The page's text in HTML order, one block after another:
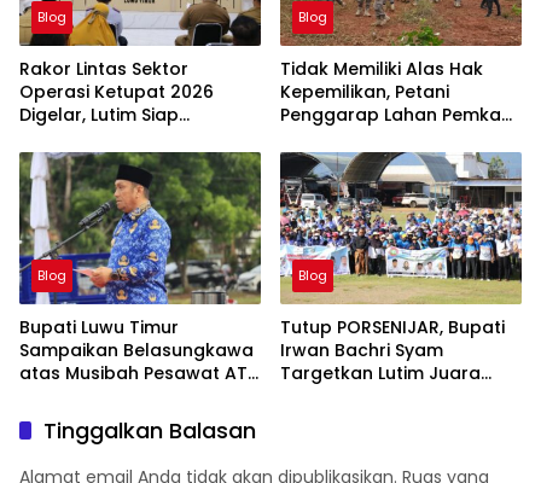
Blog
Rakor Lintas Sektor
Operasi Ketupat 2026
Digelar, Lutim Siap
Lebaran
Blog
Tidak Memiliki Alas Hak
Kepemilikan, Petani
Penggarap Lahan Pemkab
Ganti Rugi Tanah
Blog
Bupati Luwu Timur
Sampaikan Belasungkawa
atas Musibah Pesawat ATR
Blog
Tutup PORSENIJAR, Bupati
Irwan Bachri Syam
Targetkan Lutim Juara
Tinggalkan Balasan
Alamat email Anda tidak akan dipublikasikan. Ruas yang